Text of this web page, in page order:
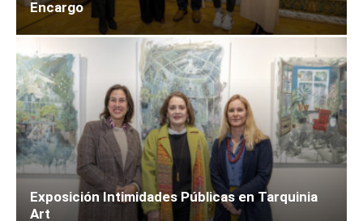
Encargo
Exposición Intimidades Públicas en Tarquinia
Art